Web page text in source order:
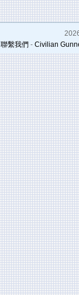
聯繫我們 - Civilian